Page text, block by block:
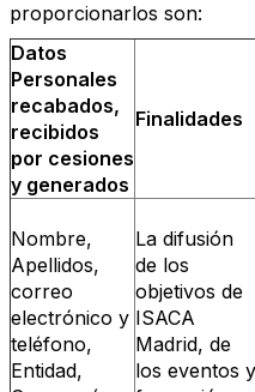
proporcionarlos son:
Datos
Personales
recabados,
recibidos
por cesiones
y generados
Finalidades
Nombre,
Apellidos,
correo
electrónico y
teléfono,
Entidad,
La difusión
de los
objetivos de
ISACA
Madrid, de
los eventos y